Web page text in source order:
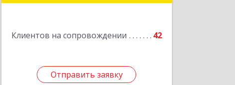
Клиентов на сопровождении 42
Отправить заявку
Отправить заявку